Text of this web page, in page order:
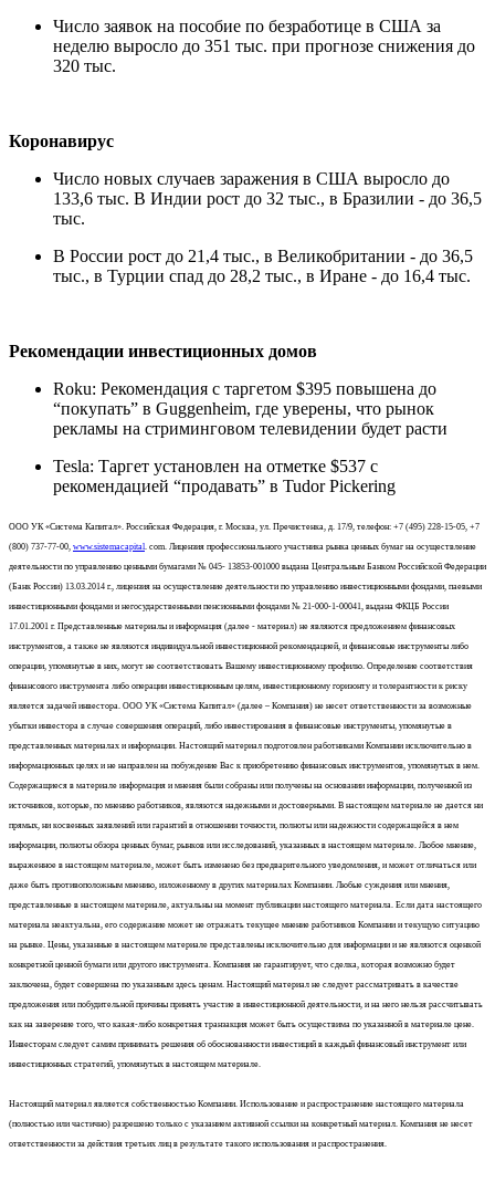
Число заявок на пособие по безработице в США за
неделю выросло до 351 тыс. при прогнозе снижения до
320 тыс.
Коронавирус
Число новых случаев заражения в США выросло до
133,6 тыс. В Индии рост до 32 тыс., в Бразилии - до 36,5
тыс.
В России рост до 21,4 тыс., в Великобритании - до 36,5
тыс., в Турции спад до 28,2 тыс., в Иране - до 16,4 тыс.
Рекомендации инвестиционных домов
Roku: Рекомендация с таргетом $395 повышена до
“покупать” в Guggenheim, где уверены, что рынок
рекламы на стриминговом телевидении будет расти
Tesla: Таргет установлен на отметке $537 с
рекомендацией “продавать” в Tudor Pickering
ООО УК «Система Капитал». Российская Федерация, г. Москва, ул. Пречистенка, д. 17/9, телефон: +7 (495) 228-15-05, +7
(800) 737-77-00, www.sistemacapital. com. Лицензия профессионального участника рынка ценных бумаг на осуществление
деятельности по управлению ценными бумагами № 045- 13853-001000 выдана Центральным Банком Российской Федерации
(Банк России) 13.03.2014 г., лицензия на осуществление деятельности по управлению инвестиционными фондами, паевыми
инвестиционными фондами и негосударственными пенсионными фондами № 21-000-1-00041, выдана ФКЦБ России
17.01.2001 г. Представленные материалы и информация (далее - материал) не являются предложением финансовых
инструментов, а также не являются индивидуальной инвестиционной рекомендацией, и финансовые инструменты либо
операции, упомянутые в них, могут не соответствовать Вашему инвестиционному профилю. Определение соответствия
финансового инструмента либо операции инвестиционным целям, инвестиционному горизонту и толерантности к риску
является задачей инвестора. ООО УК «Система Капитал» (далее – Компания) не несет ответственности за возможные
убытки инвестора в случае совершения операций, либо инвестирования в финансовые инструменты, упомянутые в
представленных материалах и информации. Настоящий материал подготовлен работниками Компании исключительно в
информационных целях и не направлен на побуждение Вас к приобретению финансовых инструментов, упомянутых в нем.
Содержащиеся в материале информация и мнения были собраны или получены на основании информации, полученной из
источников, которые, по мнению работников, являются надежными и достоверными. В настоящем материале не дается ни
прямых, ни косвенных заявлений или гарантий в отношении точности, полноты или надежности содержащейся в нем
информации, полноты обзора ценных бумаг, рынков или исследований, указанных в настоящем материале. Любое мнение,
выраженное в настоящем материале, может быть изменено без предварительного уведомления, и может отличаться или
даже быть противоположным мнению, изложенному в других материалах Компании. Любые суждения или мнения,
представленные в настоящем материале, актуальны на момент публикации настоящего материала. Если дата настоящего
материала неактуальна, его содержание может не отражать текущее мнение работников Компании и текущую ситуацию
на рынке. Цены, указанные в настоящем материале представлены исключительно для информации и не являются оценкой
конкретной ценной бумаги или другого инструмента. Компания не гарантирует, что сделка, которая возможно будет
заключена, будет совершена по указанным здесь ценам. Настоящий материал не следует рассматривать в качестве
предложения или побудительной причины принять участие в инвестиционной деятельности, и на него нельзя рассчитывать
как на заверение того, что какая-либо конкретная транзакция может быть осуществима по указанной в материале цене.
Инвесторам следует самим принимать решения об обоснованности инвестиций в каждый финансовый инструмент или
инвестиционных стратегий, упомянутых в настоящем материале.
Настоящий материал является собственностью Компании. Использование и распространение настоящего материала
(полностью или частично) разрешено только с указанием активной ссылки на конкретный материал. Компания не несет
ответственности за действия третьих лиц в результате такого использования и распространения.